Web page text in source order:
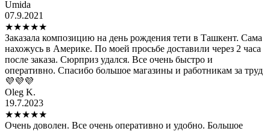
Umida
07.9.2021
★★★★★
Заказала композицию на день рождения тети в Ташкент. Сама
нахожусь в Америке. По моей просьбе доставили через 2 часа
после заказа. Сюрприз удался. Все очень быстро и
оперативно. Спасибо большое магазины и работникам за труд
💜💜💜
Oleg K.
19.7.2023
★★★★★
Очень доволен. Все очень оперативно и удобно. Большое